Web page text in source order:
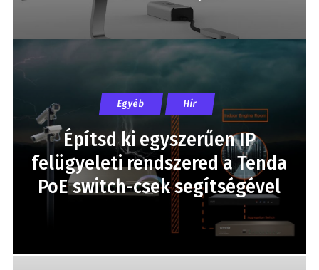
Egyéb Hír
Építsd ki egyszerűen IP
felügyeleti rendszered a Tenda
PoE switch-csek segítségével